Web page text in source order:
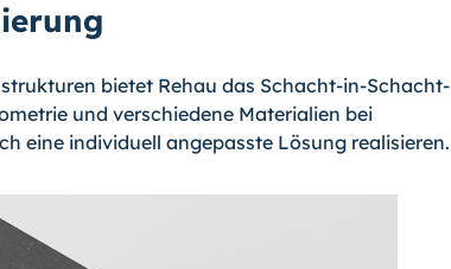
bietet Rehau das Schacht-in-Schacht-
und verschiedene Materialien bei
eine individuell angepasste Lösung realisieren.